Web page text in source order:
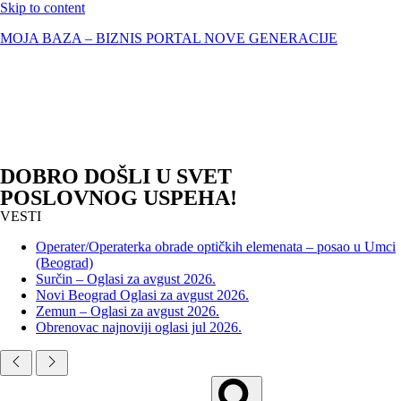
Skip to content
MOJA BAZA – BIZNIS PORTAL NOVE GENERACIJE
DOBRO DOŠLI U SVET
POSLOVNOG USPEHA!
VESTI
Operater/Operaterka obrade optičkih elemenata – posao u Umci
(Beograd)
Surčin – Oglasi za avgust 2026.
Novi Beograd Oglasi za avgust 2026.
Zemun – Oglasi za avgust 2026.
Obrenovac najnoviji oglasi jul 2026.